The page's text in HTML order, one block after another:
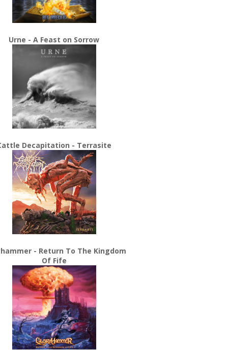
Urne - A Feast on Sorrow
Decapitation - Terrasite
- Return To The Kingdom
Of Fife